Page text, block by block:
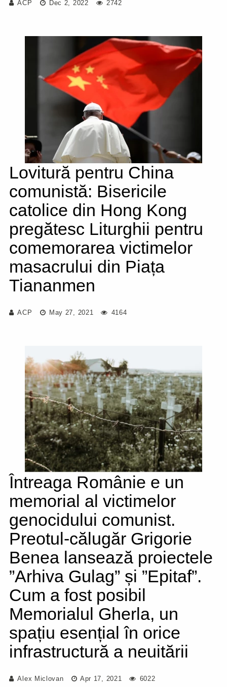
ACP Dec 2, 2022 2742
Lovitură pentru China
comunistă: Bisericile
catolice din Hong Kong
pregătesc Liturghii pentru
comemorarea victimelor
masacrului din Piața
Tiananmen
ACP May 27, 2021 4164
Întreaga Românie e un
memorial al victimelor
genocidului comunist.
Preotul-călugăr Grigorie
Benea lansează proiectele
”Arhiva Gulag” și ”Epitaf”.
Cum a fost posibil
Memorialul Gherla, un
spațiu esențial în orice
infrastructură a neuitării
Alex Miclovan Apr 17, 2021 6022